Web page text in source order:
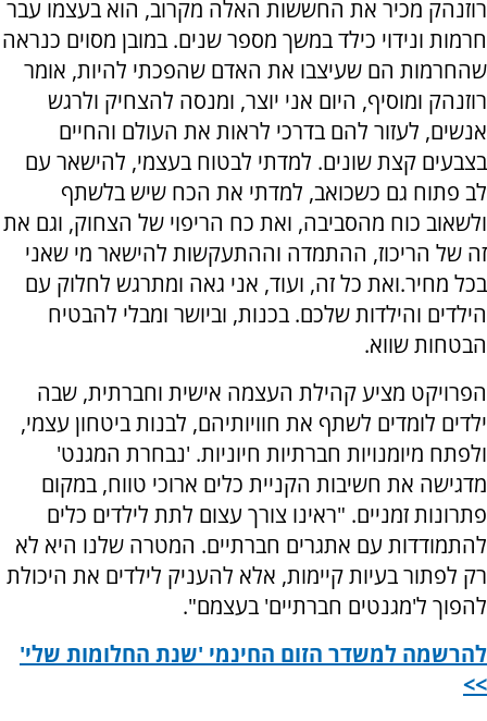
רוזנהק מכיר את החששות האלה מקרוב, הוא בעצמו עבר
חרמות ונידוי כילד במשך מספר שנים. במובן מסוים כנראה
שהחרמות הם שעיצבו את האדם שהפכתי להיות, אומר
רוזנהק ומוסיף, היום אני יוצר, ומנסה להצחיק ולרגש
אנשים, לעזור להם בדרכי לראות את העולם והחיים
בצבעים קצת שונים. למדתי לבטוח בעצמי, להישאר עם
לב פתוח גם כשכואב, למדתי את הכח שיש בלשתף
ולשאוב כוח מהסביבה, ואת כח הריפוי של הצחוק, וגם את
זה של הריכוז, ההתמדה וההתעקשות להישאר מי שאני
בכל מחיר.ואת כל זה, ועוד, אני גאה ומתרגש לחלוק עם
הילדים והילדות שלכם. בכנות, וביושר ומבלי להבטיח
הבטחות שווא.
הפרויקט מציע קהילת העצמה אישית וחברתית, שבה
ילדים לומדים לשתף את חוויותיהם, לבנות ביטחון עצמי,
ולפתח מיומנויות חברתיות חיוניות. 'נבחרת המגנט'
מדגישה את חשיבות הקניית כלים ארוכי טווח, במקום
פתרונות זמניים. "ראינו צורך עצום לתת לילדים כלים
להתמודדות עם אתגרים חברתיים. המטרה שלנו היא לא
רק לפתור בעיות קיימות, אלא להעניק לילדים את היכולת
להפוך ל'מגנטים חברתיים' בעצמם".
להרשמה למשדר הזום החינמי 'שנת החלומות שלי'
>>